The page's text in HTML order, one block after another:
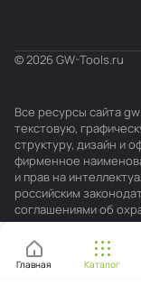
Главная Каталог
© 2026 GW-Tools.ru
Все ресурсы сайта
текстовую,
структуру, дизайн и
фирменное
и прав на
российским
соглашениями об